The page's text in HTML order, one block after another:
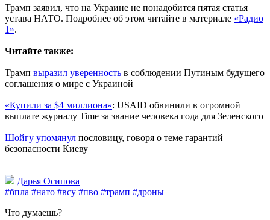
Трамп заявил, что на Украине не понадобится пятая статья
устава НАТО. Подробнее об этом читайте в материале «Радио
1».
Читайте также:
Трамп выразил уверенность в соблюдении Путиным будущего
соглашения о мире с Украиной
«Купили за $4 миллиона»: USAID обвинили в огромной
выплате журналу Time за звание человека года для Зеленского
Шойгу упомянул пословицу, говоря о теме гарантий
безопасности Киеву
Дарья Осипова
#бпла #нато #всу #пво #трамп #дроны
Что думаешь?